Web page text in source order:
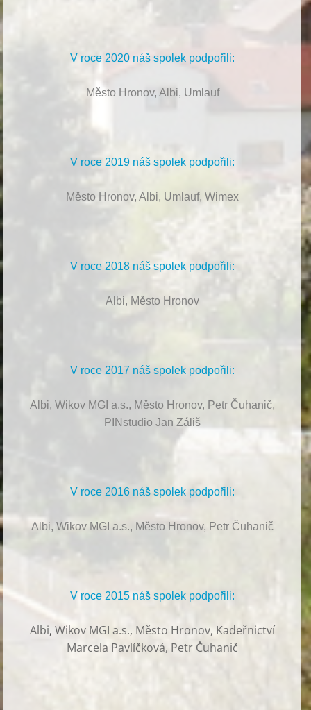
V roce 2020 náš spolek podpořili:
Město Hronov, Albi, Umlauf
V roce 2019 náš spolek podpořili:
Město Hronov, Albi, Umlauf, Wimex
V roce 2018 náš spolek podpořili:
Albi, Město Hronov
V roce 2017 náš spolek podpořili:
Albi, Wikov MGI a.s., Město Hronov, Petr Čuhanič,
PINstudio Jan Záliš
V roce 2016 náš spolek podpořili:
Albi, Wikov MGI a.s., Město Hronov, Petr Čuhanič
V roce 2015 náš spolek podpořili:
Albi,Wikov MGI a.s., Město Hronov, Kadeřnictví
Marcela Pavlíčková, Petr Čuhanič